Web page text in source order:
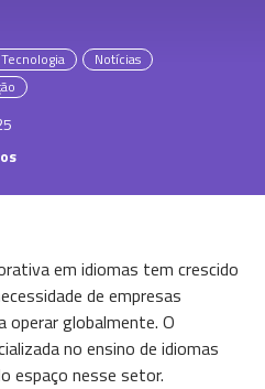
Tecnologia
Notícias
em idiomas tem crescido
de empresas
operar globalmente. O
no ensino de idiomas
espaço nesse setor.